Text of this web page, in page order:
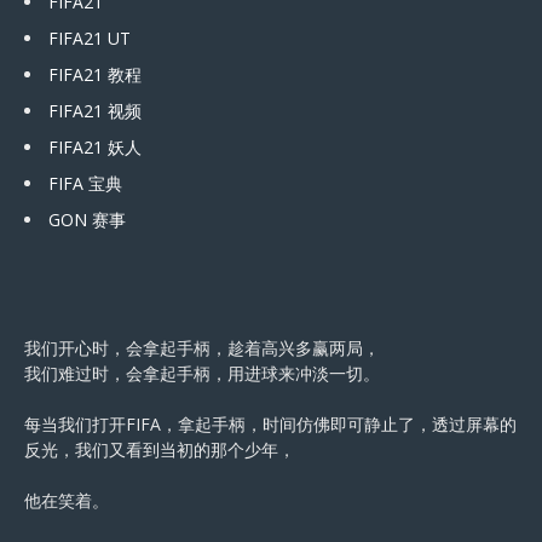
FIFA21 UT
FIFA21 教程
FIFA21 视频
FIFA21 妖人
FIFA 宝典
GON 赛事
我们开心时，会拿起手柄，趁着高兴多赢两局，
我们难过时，会拿起手柄，用进球来冲淡一切。
每当我们打开FIFA，拿起手柄，时间仿佛即可静止了，透过屏幕的
反光，我们又看到当初的那个少年，
他在笑着。